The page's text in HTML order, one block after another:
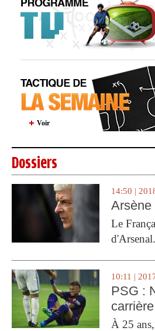
Voir
Dossiers
14:50 |
Arsène
Le
10:11 |
PSG :
carrière
À 25